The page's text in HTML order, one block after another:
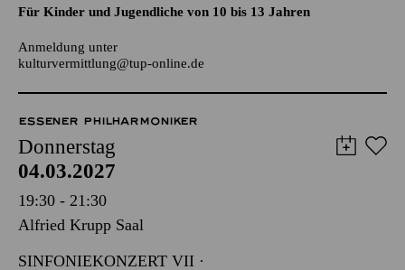
AALTO LABS
Für Kinder und Jugendliche von 10 bis 13 Jahren
kulturvermittlung@tup-online.de
ESSENER PHILHARMONIKER
Donnerstag
04.03.2027
19:30 - 21:30